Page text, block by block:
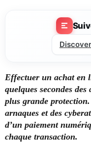
Discover
Effectuer un achat en
quelques secondes
plus grande
arnaques et des
d’un paiement
chaque transaction.